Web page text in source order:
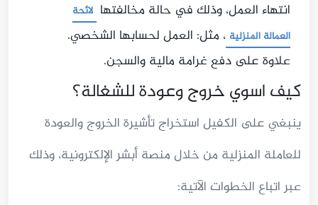
انتهاء العمل، وذلك في حالة مخالفتها لائحة
العمالة المنزلية ، مثل: العمل لحسابها الشخصي.
علاوة على دفع غرامة مالية والسجن.
كيف اسوي خروج وعودة للشغالة؟
ينبغي على الكفيل استخراج تأشيرة الخروج والعودة
للعاملة المنزلية من خلال منصة أبشر الإلكترونية، وذلك
عبر اتباع الخطوات الآتية: